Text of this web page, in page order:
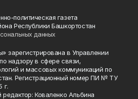
политическая газета
Республики Башкортостан
данных
зарегистрирована в Управлении
надзору в сфере связи,
и массовых коммуникаций по
Регистрационный номер ПИ № ТУ
г.
Коваленко Альбина